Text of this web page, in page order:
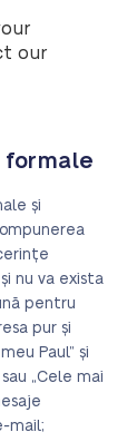
our
formale
și
nu va exista
pentru
pur și
Paul” și
„Cele mai
mail;